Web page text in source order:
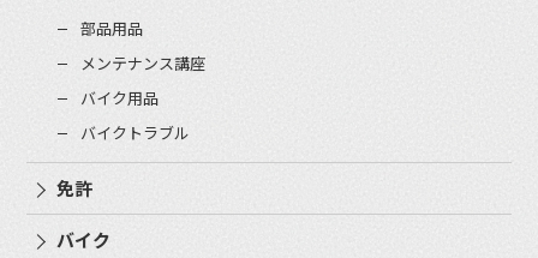
部品用品
メンテナンス講座
バイク用品
バイクトラブル
免許
バイク